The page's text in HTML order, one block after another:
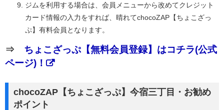
ジムを利用する場合は、会員メニューから改めてクレジット
カード情報の入力をすれば、晴れてchocoZAP【ちょこざっ
ぷ】有料会員となります。
⇒ ちょこざっぷ【無料会員登録】はコチラ(公式
ページ)！
chocoZAP【ちょこざっぷ】今宿三丁目・お勧め
ポイント